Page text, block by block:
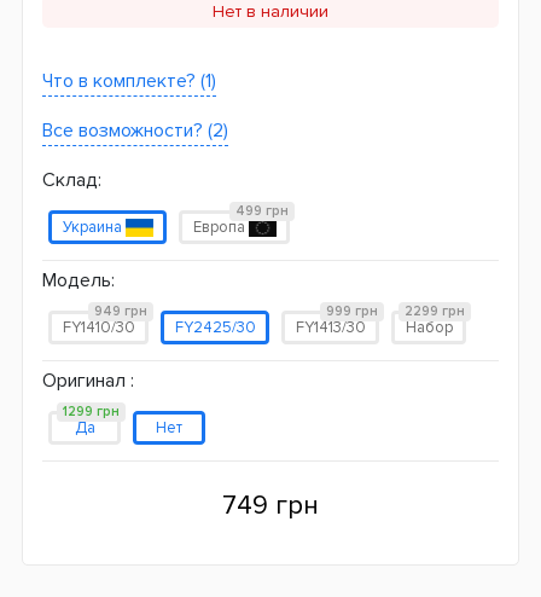
Нет в наличии
Что в комплекте? (1)
Все возможности? (2)
Склад:
Украина Европа
499 грн
Модель:
FY1410/30
949 грн
FY2425/30 FY1413/30
999 грн
Набор
2299 грн
Оригинал :
Да
1299 грн
Нет
749 грн